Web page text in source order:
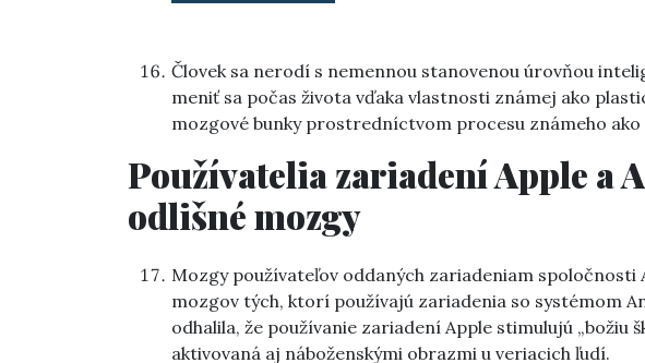
Človek sa nerodí s nemennou stanovenou úrovňou
meniť sa počas života vďaka vlastnosti známej ako
mozgové bunky prostredníctvom procesu známeho ako
Používatelia zariadení Apple a
odlišné mozgy
Mozgy používateľov oddaných zariadeniam spoločnosti
mozgov tých, ktorí používajú zariadenia so systémom
odhalila, že používanie zariadení Apple stimulujú „božiu
aktivovaná aj náboženskými obrazmi u veriacich ľudí.